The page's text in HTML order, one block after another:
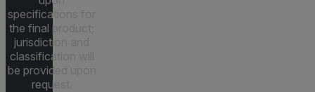
specifications for
the final product;
jurisdiction and
classification will
be provided upon
request.